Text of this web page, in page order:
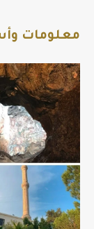
معلومات